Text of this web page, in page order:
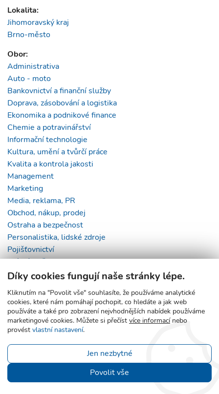
Díky cookies fungují naše stránky lépe.
Kliknutím na "Povolit vše" souhlasíte, že používáme analytické
cookies, které nám pomáhají pochopit, co hledáte a jak web
používáte a také pro zobrazení nejvhodnějších nabídek používáme
marketingové cookies. Můžete si přečíst více informacínebo
provést vlastní nastavení.
Jen nezbytné
Povolit vše
Lokalita:
Jihomoravský kraj
Brno-město
Obor:
Administrativa
Auto - moto
Bankovnictví a finanční služby
Doprava, zásobování a logistika
Ekonomika a podnikové finance
Chemie a potravinářství
Informační technologie
Kultura, umění a tvůrčí práce
Kvalita a kontrola jakosti
Management
Marketing
Media, reklama, PR
Obchod, nákup, prodej
Ostraha a bezpečnost
Personalistika, lidské zdroje
Pojišťovnictví
Právní služby
Řemeslné a manuální práce
Stavebnictví a reality
Strojírenství
Technika, elektrotechnika a energetika
Telekomunikace
Vydavatelství, tisk a polygrafie
Výroba a průmysl
Zdravotnictví a sociální péče